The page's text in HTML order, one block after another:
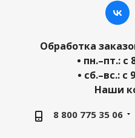
Обработка
• пн.–пт.: с
• сб.–вс.: с
Наши
8 800 775 35 06